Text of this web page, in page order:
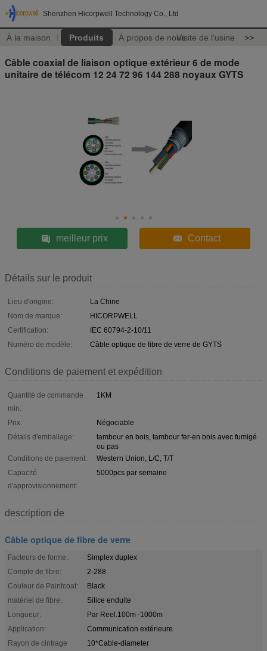
Shenzhen Hicorpwell Technology Co., Ltd
À la maison Produits À propos de nousVisite de l'usine >>
Câble coaxial de liaison optique extérieur 6 de mode
unitaire de télécom 12 24 72 96 144 288 noyaux GYTS
meilleur prix Contact
Détails sur le produit
Lieu d'origine:
La Chine
Nom de marque:
HICORPWELL
Certification:
IEC 60794-2-10/11
Numéro de modèle:
Câble optique de fibre de verre de GYTS
Conditions de paiement et expédition
Quantité de commande
min:
1KM
Prix:
Négociable
Détails d'emballage:
tambour en bois, tambour fer-en bois avec fumigé
ou pas
Conditions de paiement:
Western Union, L/C, T/T
Capacité
d'approvisionnement:
5000pcs par semaine
description de
Câble optique de fibre de verre
Facteurs de forme:
Simplex duplex
Compte de fibre:
2-288
Couleur de Paintcoat:
Black
matériel de fibre:
Silice enduite
Longueur:
Par Reel.100m -1000m
Application:
Communication extérieure
Rayon de cintrage
10*Cable-diameter